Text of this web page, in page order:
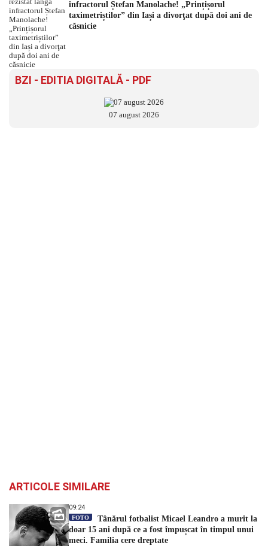
infractorul Ștefan Manolache! „Prințișorul
taximetriștilor” din Iași a divorţat după doi ani de
căsnicie
BZI - EDITIA DIGITALĂ - PDF
07 august 2026
ARTICOLE SIMILARE
09:24
FOTO
Tânărul fotbalist Micael Leandro a murit la
doar 15 ani după ce a fost împușcat în timpul unui
meci. Familia cere dreptate